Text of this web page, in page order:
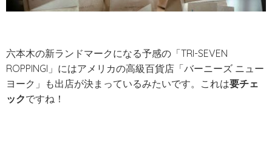
六本木の新ランドマークになる予感の「TRI-SEVEN
ROPPINGI」にはアメリカの高級百貨店「バーニーズ ニュー
ヨーク」も出店が決まっているみたいです。これは要チェ
ックですね！